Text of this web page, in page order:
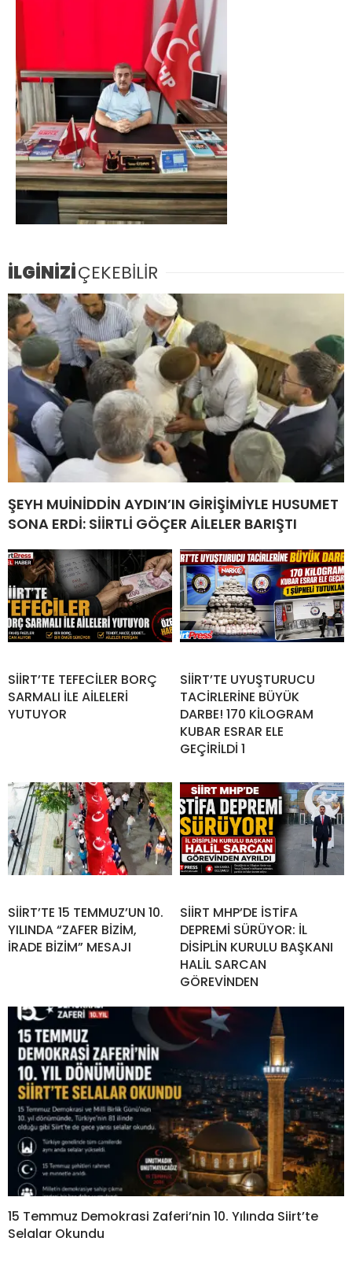
İLGİNİZİÇEKEBİLİR
ŞEYH MUİNİDDİN AYDIN’IN GİRİŞİMİYLE HUSUMET
SONA ERDİ: SİİRTLİ GÖÇER AİLELER BARIŞTI
SİİRT’TE TEFECİLER BORÇ
SARMALI İLE AİLELERİ
YUTUYOR
SİİRT’TE UYUŞTURUCU
TACİRLERİNE BÜYÜK
DARBE! 170 KİLOGRAM
KUBAR ESRAR ELE
GEÇİRİLDİ 1
SİİRT’TE 15 TEMMUZ’UN 10.
YILINDA “ZAFER BİZİM,
İRADE BİZİM” MESAJI
SİİRT MHP’DE İSTİFA
DEPREMİ SÜRÜYOR: İL
DİSİPLİN KURULU BAŞKANI
HALİL SARCAN
GÖREVİNDEN
15 Temmuz Demokrasi Zaferi’nin 10. Yılında Siirt’te
Selalar Okundu